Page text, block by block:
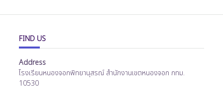
FIND US
Address
โรงเรียนหนองจอกพิทยานุสรณ์ สำนักงานเขตหนองจอก กทม.
10530